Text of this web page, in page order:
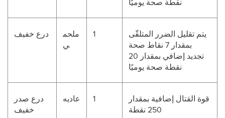
درع خفيف
ملحم
ي
1
يتم تقليل الضرر المتلقّى
بمقدار 7 نقاط صحة
تجديد إضافي بمقدار 20
نقطة صحة يوميًا
درع صدر
خفيف
عاديه 1
قوة القتال إضافية بمقدار
250 نقطة